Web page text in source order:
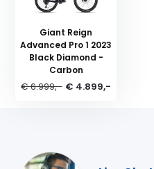
Giant Reign
Advanced Pro 1 2023
Black Diamond -
Carbon
€ 6.999,- € 4.899,-